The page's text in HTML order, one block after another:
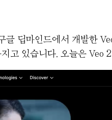
글 딥마인드에서 개발한
고 있습니다. 오늘은